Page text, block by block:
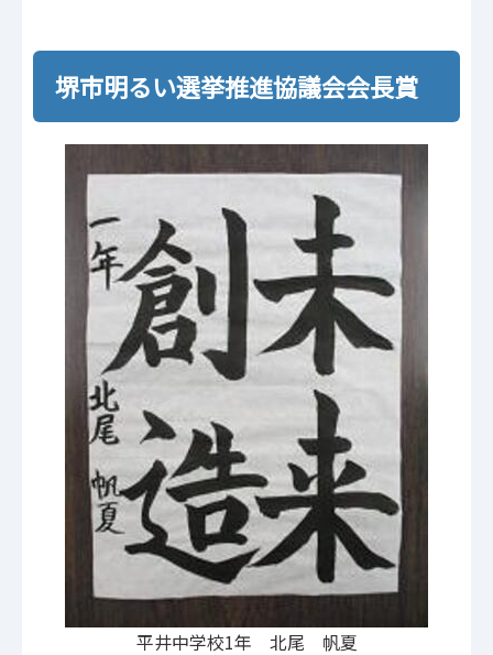
堺市明るい選挙推進協議会会長賞
平井中学校1年 北尾 帆夏